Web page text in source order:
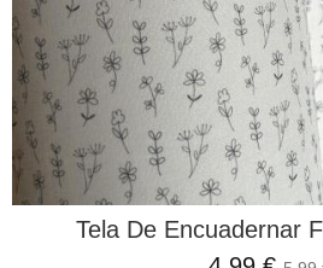
Tela De Encuadernar